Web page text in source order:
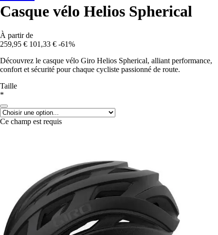
Casque vélo Helios Spherical
À partir de
259,95 € 101,33 € -61%
Découvrez le casque vélo Giro Helios Spherical, alliant performance,
confort et sécurité pour chaque cycliste passionné de route.
Taille
*
Ce champ est requis